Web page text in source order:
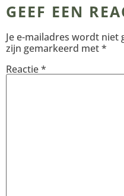
GEEF EEN
Je e-mailadres wordt niet
zijn gemarkeerd met*
Reactie*